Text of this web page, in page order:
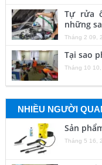
Tự rửa
những
Tháng 2 09,
Tại sao
Tháng 10
NHIỀU NGƯỜI
Sản
Tháng 5 16,